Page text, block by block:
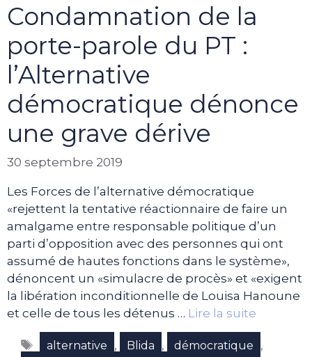
Condamnation de la
porte-parole du PT :
l’Alternative
démocratique dénonce
une grave dérive
30 septembre 2019
Les Forces de l’alternative démocratique
«rejettent la tentative réactionnaire de faire un
amalgame entre responsable politique d’un
parti d’opposition avec des personnes qui ont
assumé de hautes fonctions dans le système»,
dénoncent un «simulacre de procès» et «exigent
la libération inconditionnelle de Louisa Hanoune
et celle de tous les détenus … Lire la suite
Étiquettes
alternative , Blida , démocratique ,